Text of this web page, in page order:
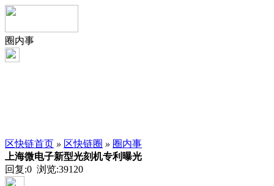
圈内事
区快链首页 » 区快链圈 » 圈内事
上海微电子新型光刻机专利曝光
回复:0 浏览:39120